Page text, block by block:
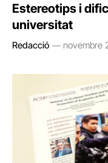
Estereotips i
universitat
Redacció novembre